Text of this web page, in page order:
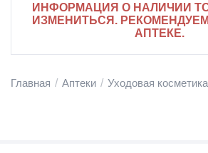
ИНФОРМАЦИЯ О НАЛИЧИИ
ИЗМЕНИТЬСЯ.
АПТЕКЕ.
Главная / Аптеки / Уходовая косметика